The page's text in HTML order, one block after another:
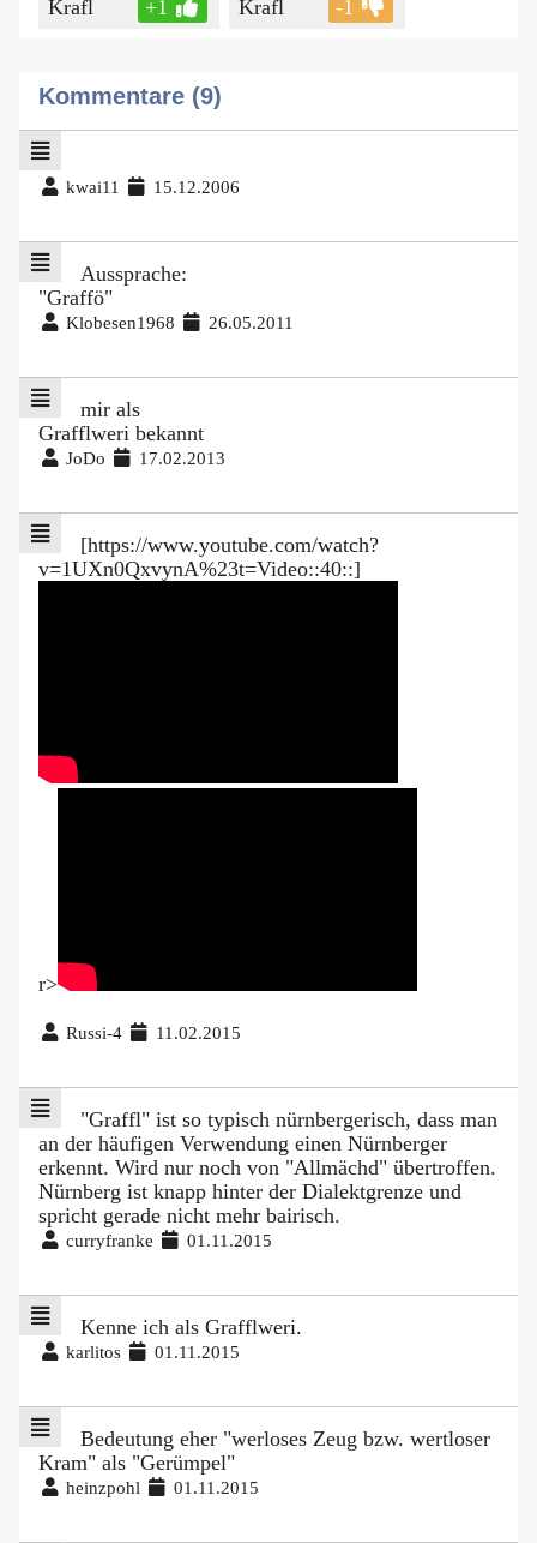
Krafl +1 Krafl -1
Kommentare (9)
kwai11 15.12.2006
Aussprache:
"Graffö"
Klobesen1968 26.05.2011
mir als
Grafflweri bekannt
JoDo 17.02.2013
[https://www.youtube.com/watch?
v=1UXn0QxvynA%23t=Video::40::]
r>
Russi-4 11.02.2015
"Graffl" ist so typisch nürnbergerisch, dass man
an der häufigen Verwendung einen Nürnberger
erkennt. Wird nur noch von "Allmächd" übertroffen.
Nürnberg ist knapp hinter der Dialektgrenze und
spricht gerade nicht mehr bairisch.
curryfranke 01.11.2015
Kenne ich als Grafflweri.
karlitos 01.11.2015
Bedeutung eher "werloses Zeug bzw. wertloser
Kram" als "Gerümpel"
heinzpohl 01.11.2015